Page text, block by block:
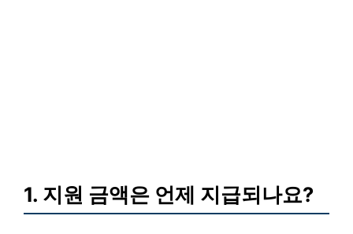
1. 지원 금액은 언제 지급되나요?